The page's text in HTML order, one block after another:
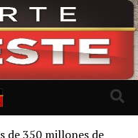
de 350 millones de